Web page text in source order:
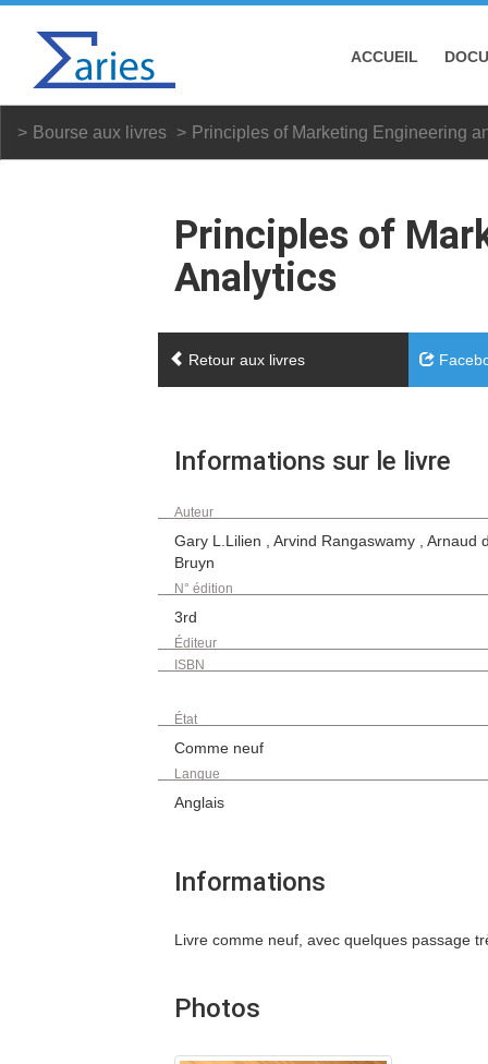
ACCUEIL
Bourse aux livres Principles of Marketing Engineering
Principles of
Analytics
Retour aux livres
Informations sur le livre
Auteur
Gary L.Lilien , Arvind Rangaswamy , Arnaud
Bruyn
N° édition
3rd
Éditeur
ISBN
État
Comme neuf
Langue
Anglais
Informations
Livre comme neuf, avec quelques passage
Photos